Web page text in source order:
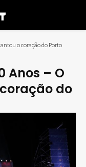
o coração do Porto
Anos – O
do